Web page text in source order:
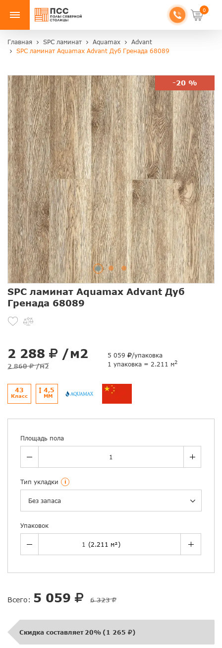
0
Главная SPC ламинат Aquamax
Advant
SPC ламинат Aquamax Advant Дуб Гренада 68089
-20 %
SPC ламинат Aquamax Advant Дуб
Гренада 68089
2 288 /м2
2 860 /м2
5 059
/упаковка
1 упаковка = 2.211 м2
43
Класс
4,5
ММ
Площадь пола
Тип укладки i
Без запаса
Упаковок
Всего: 5 059 6 323
Скидка составляет 20% (1 265 )